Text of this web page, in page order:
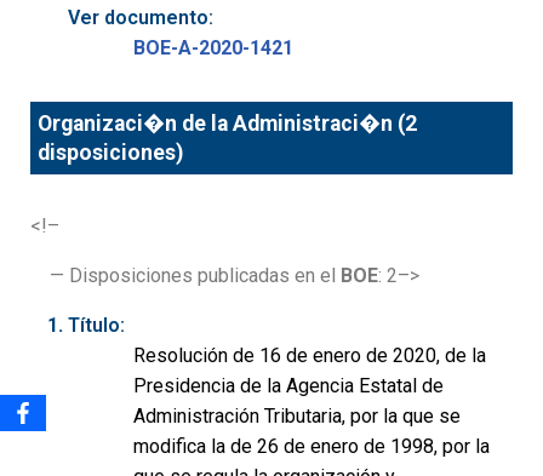
Ver documento:
BOE-A-2020-1421
Organizaci�n de la Administraci�n (2
disposiciones)
<!–
— Disposiciones publicadas en el BOE: 2–>
Título:
Resolución de 16 de enero de 2020, de la
Presidencia de la Agencia Estatal de
Administración Tributaria, por la que se
modifica la de 26 de enero de 1998, por la